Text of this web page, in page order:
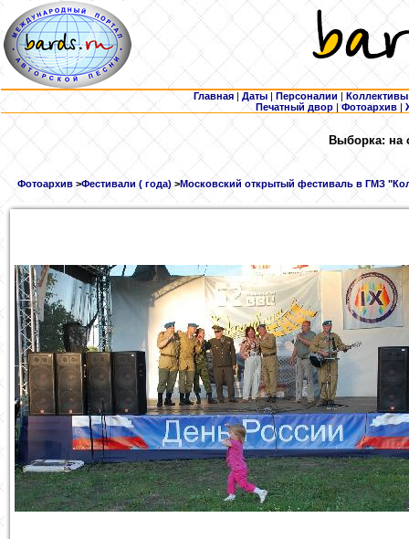
Главная | Даты | Персоналии | Коллективы
Печатный двор |Фотоархив |
Выборка: на
Фотоархив >Фестивали ( года) >Московский открытый фестиваль в ГМЗ